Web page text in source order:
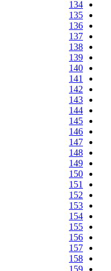
134
135
136
137
138
139
140
141
142
143
144
145
146
147
148
149
150
151
152
153
154
155
156
157
158
159